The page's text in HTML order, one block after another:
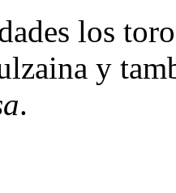
los
y
.